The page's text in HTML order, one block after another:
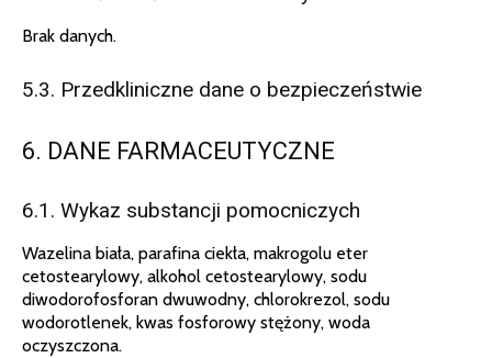
Brak danych.
5.3. Przedkliniczne dane o bezpieczeństwie
6. DANE FARMACEUTYCZNE
6.1. Wykaz substancji pomocniczych
Wazelina biała, parafina ciekła, makrogolu eter
cetostearylowy, alkohol cetostearylowy, sodu
diwodorofosforan dwuwodny, chlorokrezol, sodu
wodorotlenek, kwas fosforowy stężony, woda
oczyszczona.